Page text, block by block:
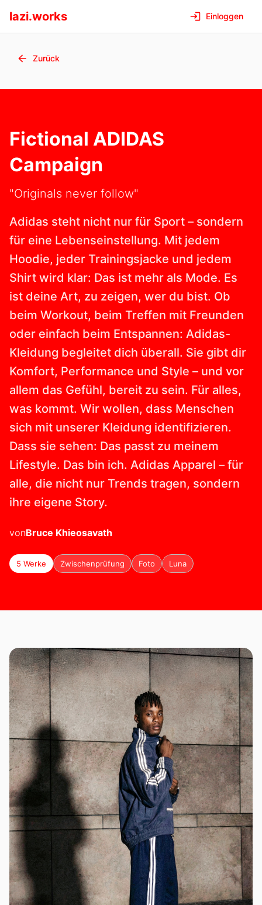
lazi.works Einloggen
Zurück
Fictional ADIDAS
Campaign
"Originals never follow"
Adidas steht nicht nur für Sport – sondern
für eine Lebenseinstellung. Mit jedem
Hoodie, jeder Trainingsjacke und jedem
Shirt wird klar: Das ist mehr als Mode. Es
ist deine Art, zu zeigen, wer du bist. Ob
beim Workout, beim Treffen mit Freunden
oder einfach beim Entspannen: Adidas-
Kleidung begleitet dich überall. Sie gibt dir
Komfort, Performance und Style – und vor
allem das Gefühl, bereit zu sein. Für alles,
was kommt. Wir wollen, dass Menschen
sich mit unserer Kleidung identifizieren.
Dass sie sehen: Das passt zu meinem
Lifestyle. Das bin ich. Adidas Apparel – für
alle, die nicht nur Trends tragen, sondern
ihre eigene Story.
vonBruce Khieosavath
5 Werke Zwischenprüfung Foto Luna